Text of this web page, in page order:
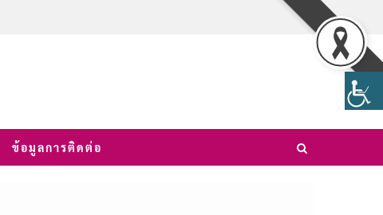
ข้อมูลการติดต่อ